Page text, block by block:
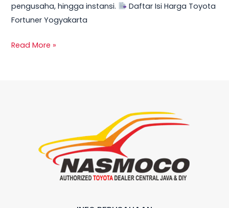
pengusaha, hingga instansi.
Daftar Isi Harga Toyota
Fortuner Yogyakarta
10
Jutaan
Read More »